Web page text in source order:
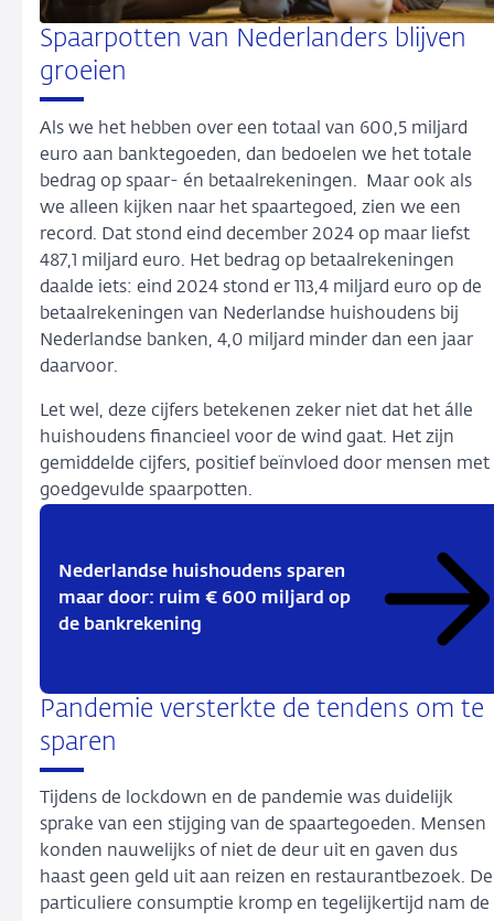
Spaarpotten van Nederlanders blijven
groeien
Als we het hebben over een totaal van 600,5 miljard
euro aan banktegoeden, dan bedoelen we het totale
bedrag op spaar- én betaalrekeningen. Maar ook als
we alleen kijken naar het spaartegoed, zien we een
record. Dat stond eind december 2024 op maar liefst
487,1 miljard euro. Het bedrag op betaalrekeningen
daalde iets: eind 2024 stond er 113,4 miljard euro op de
betaalrekeningen van Nederlandse huishoudens bij
Nederlandse banken, 4,0 miljard minder dan een jaar
daarvoor.
Let wel, deze cijfers betekenen zeker niet dat het álle
huishoudens financieel voor de wind gaat. Het zijn
gemiddelde cijfers, positief beïnvloed door mensen met
goedgevulde spaarpotten.
Nederlandse huishoudens sparen
maar door: ruim € 600 miljard op
de bankrekening
Pandemie versterkte de tendens om te
sparen
Tijdens de lockdown en de pandemie was duidelijk
sprake van een stijging van de spaartegoeden. Mensen
konden nauwelijks of niet de deur uit en gaven dus
haast geen geld uit aan reizen en restaurantbezoek. De
particuliere consumptie kromp en tegelijkertijd nam de